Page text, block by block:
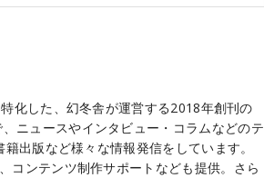
化した、幻冬舎が運営する2018年創刊の
ニュースやインタビュー・コラムなどのテ
出版など様々な情報発信をしています。
コンテンツ制作サポートなども提供。さら